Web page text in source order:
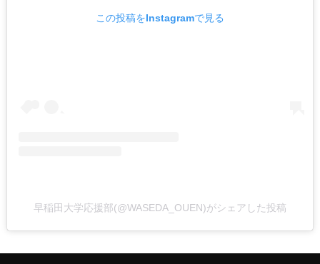
この投稿をInstagramで見る
早稲田大学応援部(@WASEDA_OUEN)がシェアした投稿